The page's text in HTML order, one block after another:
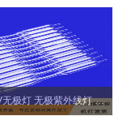
无极灯 UV无极灯 无极紫外线灯 UV紫外线无极灯 紫外线高频无极灯管